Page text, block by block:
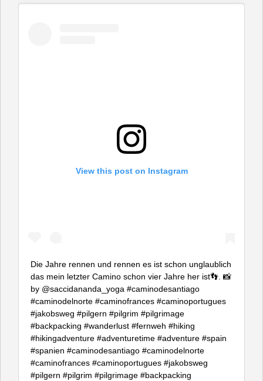
View this post on Instagram
Die Jahre rennen und rennen es ist schon unglaublich
das mein letzter Camino schon vier Jahre her ist👣. 📸
by @saccidananda_yoga #caminodesantiago
#caminodelnorte #caminofrances #caminoportugues
#jakobsweg #pilgern #pilgrim #pilgrimage
#backpacking #wanderlust #fernweh #hiking
#hikingadventure #adventuretime #adventure #spain
#spanien #caminodesantiago #caminodelnorte
#caminofrances #caminoportugues #jakobsweg
#pilgern #pilgrim #pilgrimage #backpacking